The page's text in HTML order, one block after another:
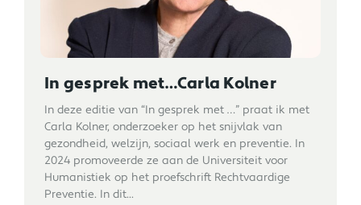
In gesprek met…Carla Kolner
In deze editie van “In gesprek met …” praat ik met
Carla Kolner, onderzoeker op het snijvlak van
gezondheid, welzijn, sociaal werk en preventie. In
2024 promoveerde ze aan de Universiteit voor
Humanistiek op het proefschrift Rechtvaardige
Preventie. In dit...